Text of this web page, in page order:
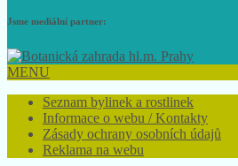
Jsme mediální partner:
MENU
Seznam bylinek a rostlinek
Informace o webu / Kontakty
Zásady ochrany osobních údajů
Reklama na webu